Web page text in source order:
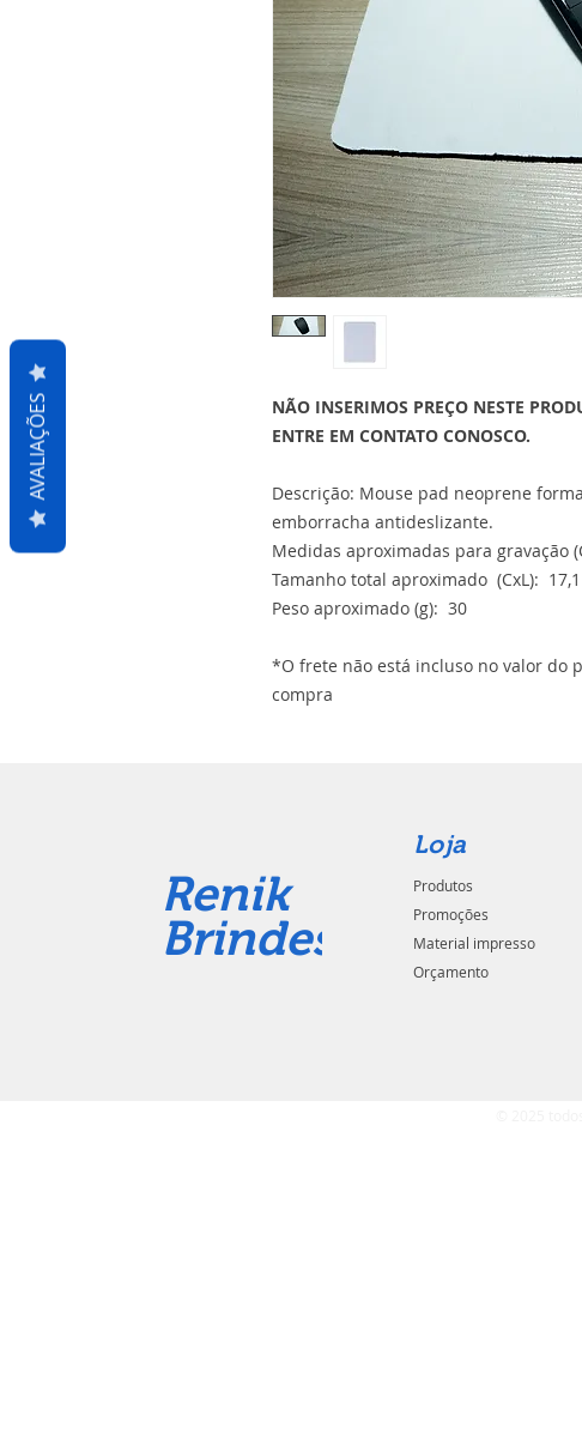
NÃO INSERIMOS PREÇO NESTE
ENTRE EM CONTATO CONOSCO.
Descrição: Mouse pad neoprene
emborracha antideslizante.
Medidas aproximadas para gravação
Tamanho total aproximado (CxL):
Peso aproximado (g): 30
*O frete não está incluso no valor do
compra
Renik
Brindes
Loja
Produtos
Promoções
Material impresso
Orçamento
AVALIAÇÕES